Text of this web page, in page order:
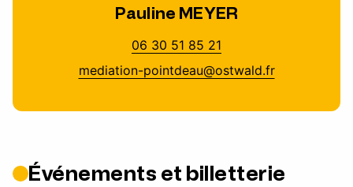
Pauline MEYER
06 30 51 85 21
mediation-pointdeau@ostwald.fr
Événements et billetterie